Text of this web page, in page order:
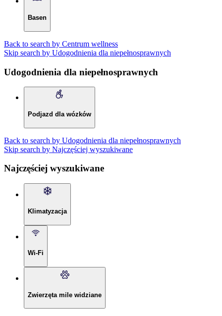
Basen
Back to search by Centrum wellness
Skip search by Udogodnienia dla niepełnosprawnych
Udogodnienia dla niepełnosprawnych
Podjazd dla wózków
Back to search by Udogodnienia dla niepełnosprawnych
Skip search by Najczęściej wyszukiwane
Najczęściej wyszukiwane
Klimatyzacja
Wi-Fi
Zwierzęta mile widziane